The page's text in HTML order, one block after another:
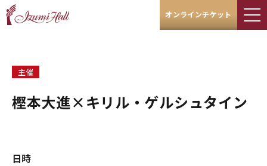
オンラインチケット
主催
樫本大進×キリル・ゲルシュタイン
日時